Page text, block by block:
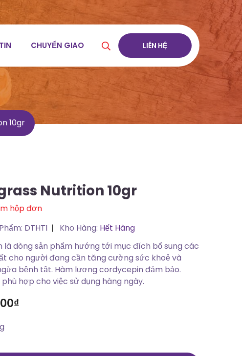
CHUYỂN GIAO LIÊN HỆ
10gr
Nutrition 10gr
hộp đơn
DTHT1
Kho Hàng: Hết Hàng
là dòng sản phẩm hướng tới mục đích bổ sung các
cho người đang cần tăng cường sức khoẻ và
bệnh tật. Hàm lượng cordycepin đảm bảo.
hợp cho việc sử dụng hàng ngày.
₫